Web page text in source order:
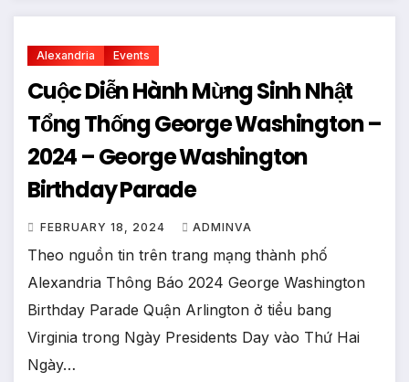
Alexandria Events
Cuộc Diễn Hành Mừng Sinh Nhật
Tổng Thống George Washington –
2024 – George Washington
Birthday Parade
FEBRUARY 18, 2024 ADMINVA
Theo nguồn tin trên trang mạng thành phố
Alexandria Thông Báo 2024 George Washington
Birthday Parade Quận Arlington ở tiểu bang
Virginia trong Ngày Presidents Day vào Thứ Hai
Ngày…